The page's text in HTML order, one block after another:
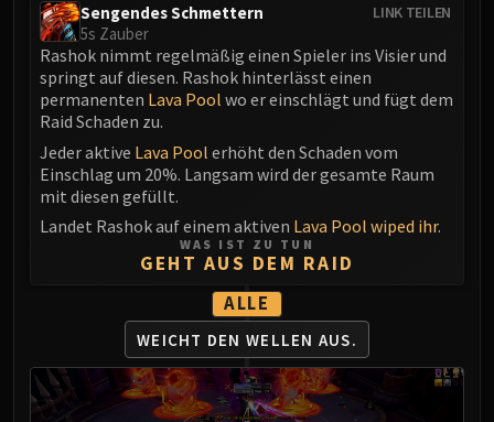
Mug'Zee, Heads of Security
DRAGON SOUL
Morchok
Yor'sahj the Unsleeping
Hagara the Stormbinder
Majordomo Staghelm
Spine of Deathwing
Madness of Deathwing
NERUB-AR PALACE
Ulgrax the Devourer
Bloodbound Horror
Sikran, Captain of the Sureki
LINK TEILEN
Sengendes Schmettern
5s Zauber
Rashok nimmt regelmäßig einen Spieler ins Visier und
springt auf diesen. Rashok hinterlässt einen
permanenten Lava Pool wo er einschlägt und fügt dem
Raid Schaden zu.
Jeder aktive Lava Pool erhöht den Schaden vom
Einschlag um 20%. Langsam wird der gesamte Raum
mit diesen gefüllt.
Landet Rashok auf einem aktiven Lava Pool wiped ihr.
WAS IST ZU TUN
GEHT AUS DEM RAID
ALLE
WEICHT DEN WELLEN AUS.